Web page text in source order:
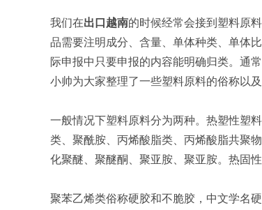
我们在出口越南的时候经常会接到塑料原
品需要注明成分、含量、单体种类、单体
际申报中只要申报的内容能明确归类。通
小帅为大家整理了一些塑料原料的俗称以
一般情况下塑料原料分为两种。热塑性塑
类、聚酰胺、丙烯酸脂类、丙烯酸脂共聚
化聚醚、聚醚酮、聚亚胺、聚亚胺。热固
聚苯乙烯类俗称硬胶和不脆胶，中文学名